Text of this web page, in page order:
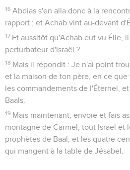
16 Abdias s'en alla donc à la
rapport ; et Achab vint au-devant
17 Et aussitôt qu'Achab eut vu Élie,
perturbateur d'Israël ?
18 Mais il répondit : Je n'ai point
et la maison de ton père, en ce
les commandements de l'Éternel,
Baals.
19 Mais maintenant, envoie et fais
montagne de Carmel, tout Israël et
prophètes de Baal, et les quatre
qui mangent à la table de Jésabel.